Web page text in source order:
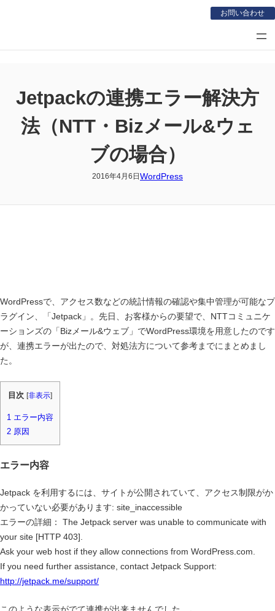
ス
お問い合わせ
Jetpackの連携エラー解決方
法（NTT・Bizメール&ウェ
ブの場合）
2016年4月6日WordPress
WordPressで、アクセス数などの統計情報の確認や集中管理が可能なプ
ラグイン、「Jetpack」。先日、お客様からの要望で、NTTコミュニケ
ーションズの「Bizメール&ウェブ」でWordPress環境を用意したのです
が、連携エラーが出たので、対処法方について参考までにまとめまし
た。
目次 [非表示]
1 エラー内容
2 原因
エラー内容
Jetpack を利用するには、サイトが公開されていて、アクセス制限がか
かっていない必要があります: site_inaccessible
エラーの詳細： The Jetpack server was unable to communicate with
your site [HTTP 403].
Ask your web host if they allow connections from WordPress.com.
If you need further assistance, contact Jetpack Support:
http://jetpack.me/support/
このような表示がでて連携が出来ませんでした…。